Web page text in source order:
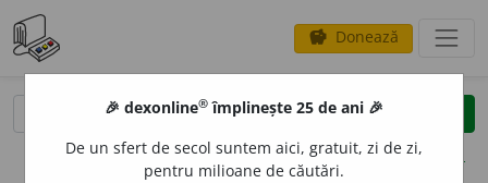
savings Donează
clear
opțiuni
🎉 dexonline® împlinește 25 de ani 🎉
De un sfert de secol suntem aici, gratuit, zi de zi,
pentru milioane de căutări.